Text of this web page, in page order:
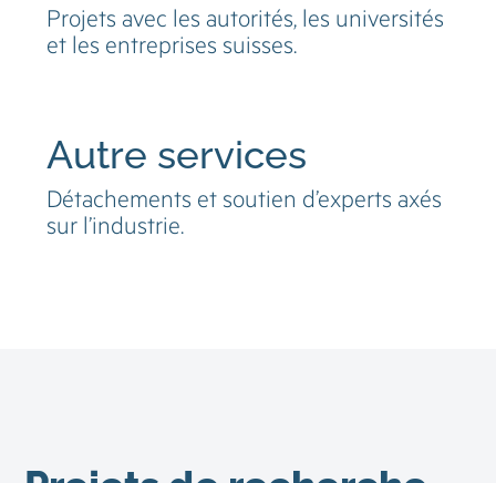
Projets avec les autorités, les universités
et les entreprises suisses.
Autre services
Détachements et soutien d’experts axés
sur l’industrie.